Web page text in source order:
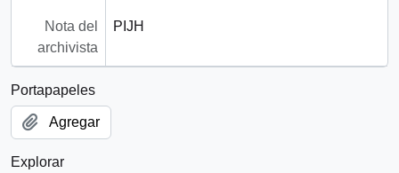
Nota del
archivista
PIJH
Portapapeles
Agregar
Explorar